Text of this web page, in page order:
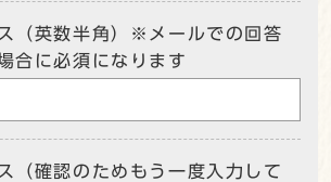
（英数半角）※メールでの回答
合に必須になります
（確認のためもう一度入力して